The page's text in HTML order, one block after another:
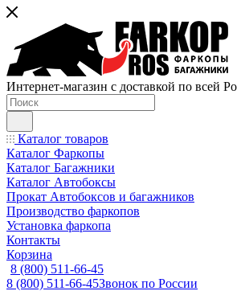
Интернет-магазин с доставкой по всей
Каталог товаров
Каталог Фаркопы
Каталог Багажники
Каталог Автобоксы
Прокат Автобоксов и багажников
Производство фаркопов
Установка фаркопа
Контакты
Корзина
8 (800) 511-66-45
8 (800) 511-66-45Звонок по России